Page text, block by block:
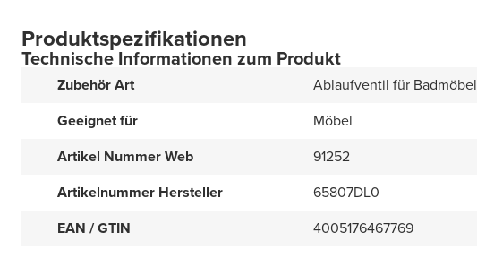
Produktspezifikationen
Technische Informationen zum Produkt
Zubehör Art
Ablaufventil für Badmöbel
Geeignet für
Möbel
Artikel Nummer Web
91252
Artikelnummer Hersteller
65807DL0
EAN / GTIN
4005176467769